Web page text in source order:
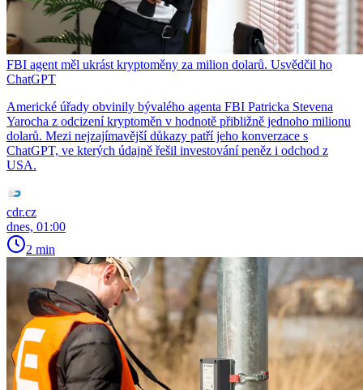
FBI agent měl ukrást kryptoměny za milion dolarů. Usvědčil ho
ChatGPT
Americké úřady obvinily bývalého agenta FBI Patricka Stevena
Yarocha z odcizení kryptoměn v hodnotě přibližně jednoho milionu
dolarů. Mezi nejzajímavější důkazy patří jeho konverzace s
ChatGPT, ve kterých údajně řešil investování peněz i odchod z
USA.
cdr.cz
dnes, 01:00
2 min